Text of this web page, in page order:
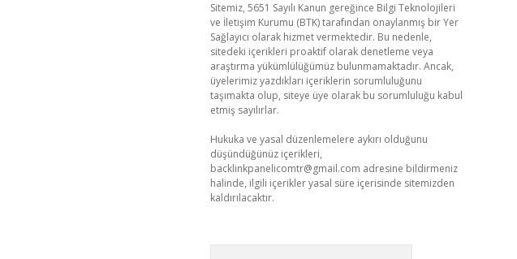
Sitemiz, 5651 Sayılı Kanun gereğince Bilgi Teknolojileri
ve İletişim Kurumu (BTK) tarafından onaylanmış bir Yer
Sağlayıcı olarak hizmet vermektedir. Bu nedenle,
sitedeki içerikleri proaktif olarak denetleme veya
araştırma yükümlülüğümüz bulunmamaktadır. Ancak,
üyelerimiz yazdıkları içeriklerin sorumluluğunu
taşımakta olup, siteye üye olarak bu sorumluluğu kabul
etmiş sayılırlar.
Hukuka ve yasal düzenlemelere aykırı olduğunu
düşündüğünüz içerikleri,
backlinkpanelicomtr@gmail.com adresine bildirmeniz
halinde, ilgili içerikler yasal süre içerisinde sitemizden
kaldırılacaktır.